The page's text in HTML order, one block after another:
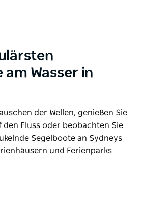
Wasser in
der Wellen, genießen Sie
den Fluss oder beobachten Sie
Segelboote an Sydneys
und Ferienparks